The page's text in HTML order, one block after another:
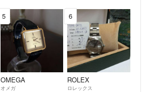
5
OMEGA
オメガ
6
ROLEX
ロレックス